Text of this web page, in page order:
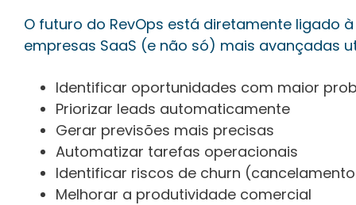
O futuro do RevOps está diretamente ligado
empresas SaaS (e não só) mais avançadas
Identificar oportunidades com maior
Priorizar leads automaticamente
Gerar previsões mais precisas
Automatizar tarefas operacionais
Identificar riscos de churn
Melhorar a produtividade comercial